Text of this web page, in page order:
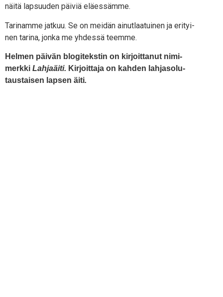
näi­tä lap­suu­den päi­viä eläessämme.
Tari­nam­me jat­kuu. Se on mei­dän ainut­laa­tui­nen ja eri­tyi­
nen tari­na, jon­ka me yhdes­sä teemme.
Hel­men päi­vän blo­gi­teks­tin on kir­joit­ta­nut nimi­
merk­ki Lahja­äi­ti. Kir­joit­ta­ja on kah­den lah­ja­so­lu­
taus­tai­sen lap­sen äiti.